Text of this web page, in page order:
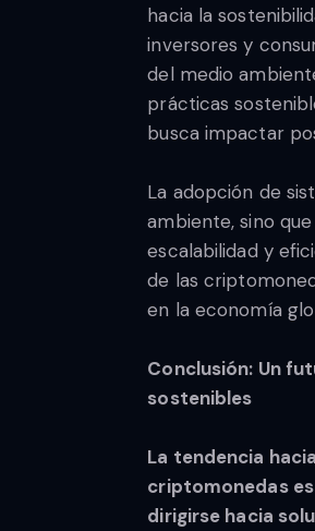
hacia la
inversores y
del medio
prácticas
busca impactar
La adopción de
ambiente, sino
escalabilidad y
de las
en la economía
Conclusión: Un
sostenibles
La tendencia
criptomonedas
dirigirse hacia